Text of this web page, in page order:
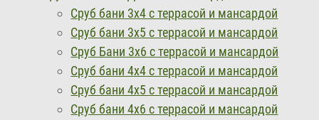
Сруб бани 3х4 с террасой и мансардой
Сруб бани 3х5 с террасой и мансардой
Сруб Бани 3х6 с террасой и мансардой
Сруб бани 4х4 с террасой и мансардой
Сруб бани 4х5 с террасой и мансардой
Сруб бани 4х6 с террасой и мансардой